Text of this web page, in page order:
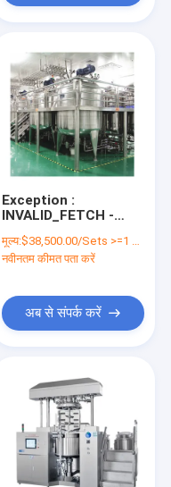
Exception :
INVALID_FETCH -
मूल्य:$38,500.00/Sets >=1 Sets
नवीनतम कीमत पता करें
अब से संपर्क करें